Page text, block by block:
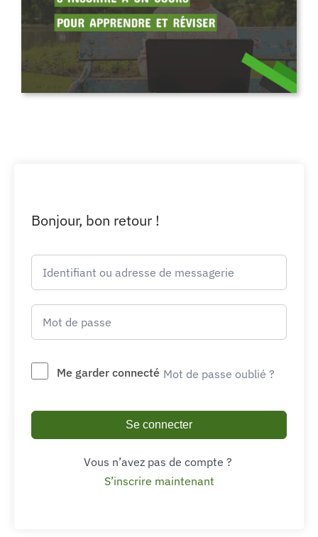
Bonjour, bon retour !
Me garder connecté Mot de passe oublié ?
Se connecter
Vous n’avez pas de compte ?
S’inscrire maintenant